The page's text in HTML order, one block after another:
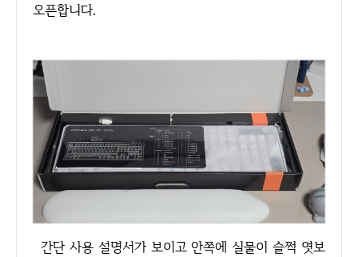
오픈합니다.
간단 사용 설명서가 보이고 안쪽에 실물이 슬쩍 엿보